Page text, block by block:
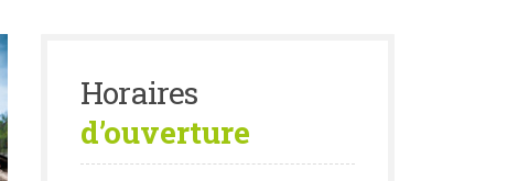
Horaires
d’ouverture